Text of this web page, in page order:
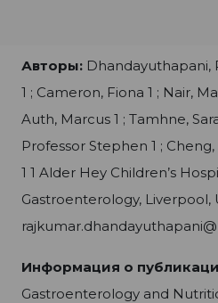
Авторы: Dhandayuthapani,
1 ; Cameron, Fiona 1 ; Nair,
Auth, Marcus 1 ; Tamhne,
Professor Stephen 1 ;
1 1 Alder Hey Children’s
Gastroenterology,
Информация о
Gastroenterology and